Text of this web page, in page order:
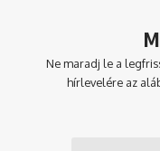
Ne maradj le a
hírlevelére az